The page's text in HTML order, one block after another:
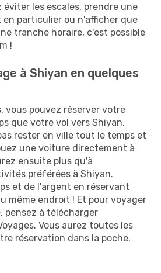
éviter les escales, prendre une
en particulier ou n'afficher que
tranche horaire, c'est possible
!
à Shiyan en quelques
vous pouvez réserver votre
que votre vol vers Shiyan.
rester en ville tout le temps et
une voiture directement à
ensuite plus qu'à
préférées à Shiyan.
et de l'argent en réservant
même endroit ! Et pour voyager
à télécharger
Vous aurez toutes les
réservation dans la poche.